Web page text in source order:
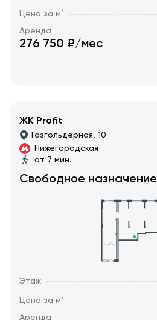
Цена за м2
Аренда
276 750 ₽/мес
ЖК Profit
Газгольдерная, 10
Нижегородская
от 7 мин.
Свободное назначение
Этаж
Цена за м2
Аренда